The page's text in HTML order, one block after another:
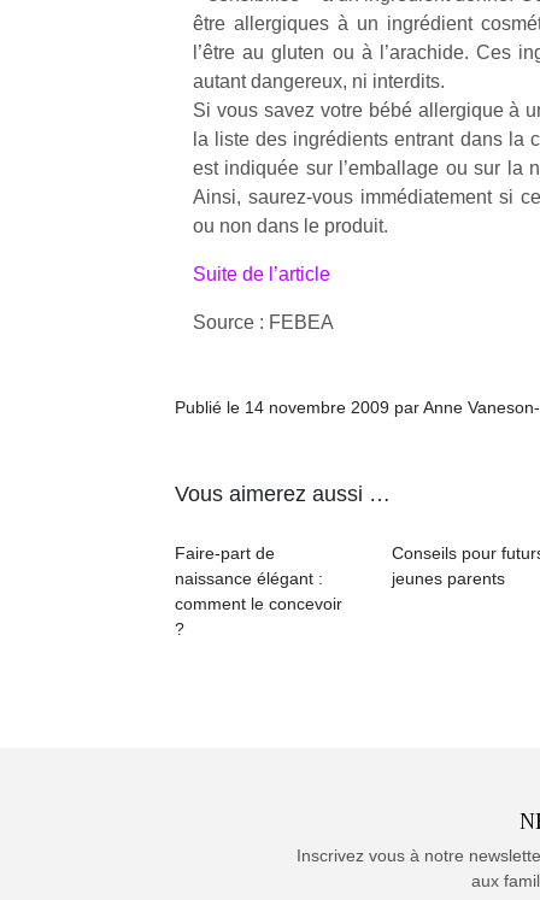
être allergiques à un ingrédient
l’être au gluten ou à l’arachide. Ces
autant dangereux, ni interdits.
Si vous savez votre bébé allergique à
la liste des ingrédients entrant dans la
est indiquée sur l’emballage ou sur la
Ainsi, saurez-vous immédiatement si
ou non dans le produit.
Suite de l’article
Source : FEBEA
Publié le 14 novembre 2009 par Anne
Vous aimerez aussi …
Faire-part de
naissance élégant :
comment le concevoir
?
Conseils pour
jeunes parents
Inscrivez vous à notre
aux